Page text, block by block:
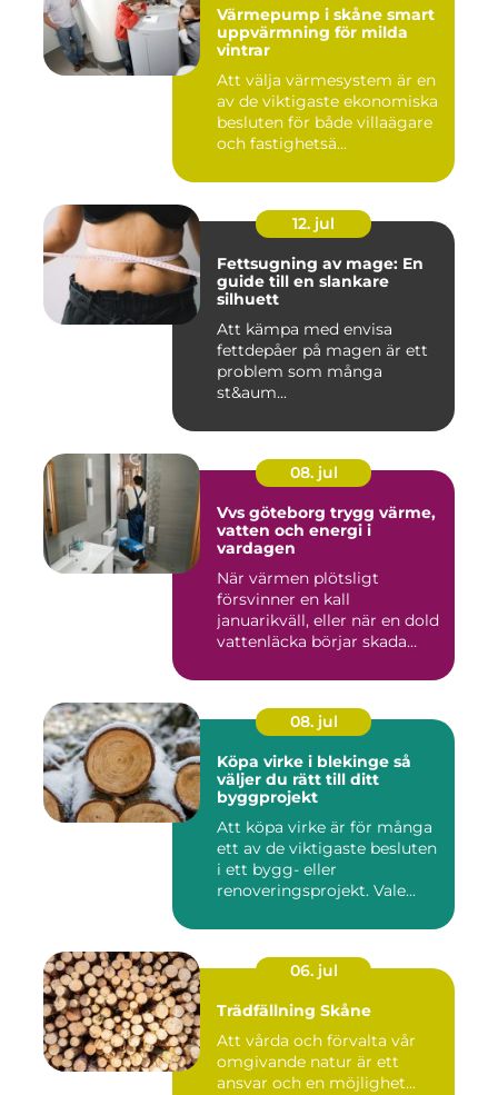
Värmepump i skåne smart
uppvärmning för milda
vintrar
Att välja värmesystem är en
av de viktigaste ekonomiska
besluten för både villaägare
och fastighetsä...
12. jul
Fettsugning av mage: En
guide till en slankare
silhuett
Att kämpa med envisa
fettdepåer på magen är ett
problem som många
st&aum...
08. jul
Vvs göteborg trygg värme,
vatten och energi i
vardagen
När värmen plötsligt
försvinner en kall
januarikväll, eller när en dold
vattenläcka börjar skada
08. jul
Köpa virke i blekinge så
väljer du rätt till ditt
byggprojekt
Att köpa virke är för många
ett av de viktigaste besluten
i ett bygg- eller
renoveringsprojekt. Vale...
06. jul
Trädfällning Skåne
Att vårda och förvalta vår
omgivande natur är ett
ansvar och en möjlighet...